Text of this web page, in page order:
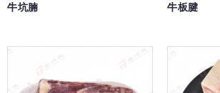
牛坑腩 牛板腱